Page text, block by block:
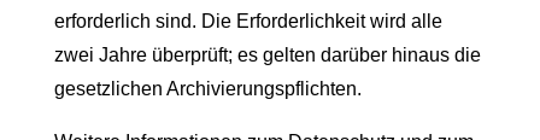
erforderlich sind. Die Erforderlichkeit wird alle
zwei Jahre überprüft; es gelten darüber hinaus die
gesetzlichen Archivierungspflichten.